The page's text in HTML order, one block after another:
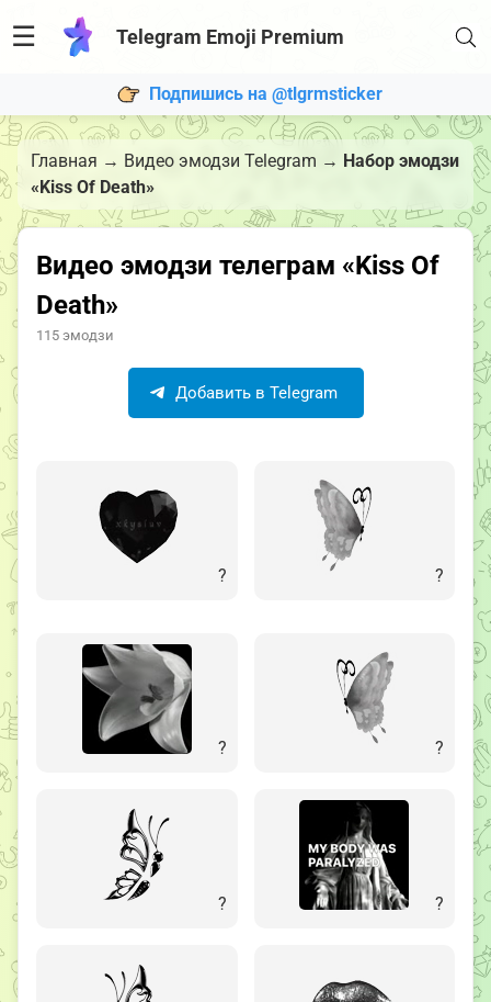
☰ Telegram Emoji Premium
Подпишись на @tlgrmsticker
Главная → Видео эмодзи Telegram → Набор эмодзи
«Kiss Of Death»
Видео эмодзи телеграм «Kiss Of
Death»
115 эмодзи
Добавить в Telegram
? ?
? ?
? ?